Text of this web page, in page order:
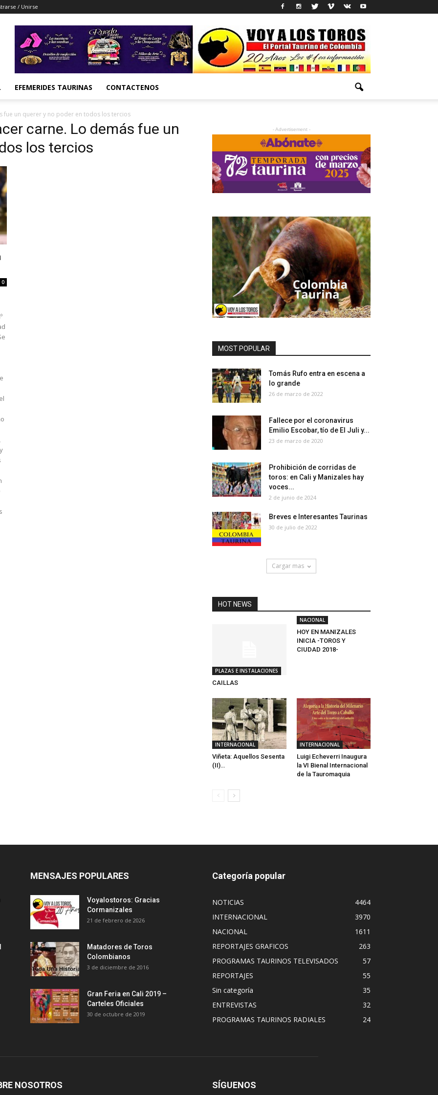
/ Unirse
EFEMERIDES TAURINAS CONTACTENOS
fue un querer y no poder en todos los tercios
carne. Lo demás fue un
los tercios
0
- Advertisement -
MOST POPULAR
Tomás Rufo entra en escena a
lo grande
26 de marzo de 2022
Fallece por el coronavirus
Emilio Escobar, tío de El Juli y...
23 de marzo de 2020
Prohibición de corridas de
toros: en Cali y Manizales hay
voces...
2 de junio de 2024
Breves e Interesantes Taurinas
30 de julio de 2022
Cargar mas
HOT NEWS
PLAZAS E INSTALACIONES
CAILLAS
NACIONAL
HOY EN MANIZALES
INICIA -TOROS Y
CIUDAD 2018-
INTERNACIONAL
Viñeta: Aquellos Sesenta
(II)…
INTERNACIONAL
Luigi Echeverri Inaugura
la VI Bienal Internacional
de la Tauromaquia
MENSAJES POPULARES
Voyalostoros: Gracias
Cormanizales
21 de febrero de 2026
Matadores de Toros
Colombianos
3 de diciembre de 2016
Gran Feria en Cali 2019 –
Carteles Oficiales
30 de octubre de 2019
Categoría popular
NOTICIAS
4464
INTERNACIONAL
3970
NACIONAL
1611
REPORTAJES GRAFICOS
263
PROGRAMAS TAURINOS TELEVISADOS
57
REPORTAJES
55
Sin categoría
35
ENTREVISTAS
32
PROGRAMAS TAURINOS RADIALES
24
NOSOTROS SÍGUENOS